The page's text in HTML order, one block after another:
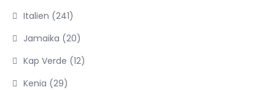
Italien (241)
Jamaika (20)
Kap Verde (12)
Kenia (29)